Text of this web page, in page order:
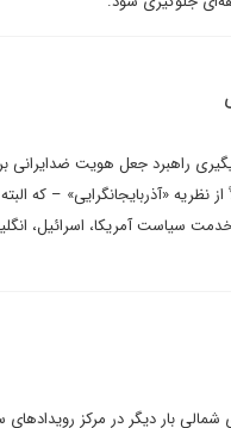
راهبرد جعل هویت ضدایرانی
«آذربایجانگرایی» – که البته
سیاست آمریکا، اسرائیل،
بار دیگر در مرکز رویدادهای